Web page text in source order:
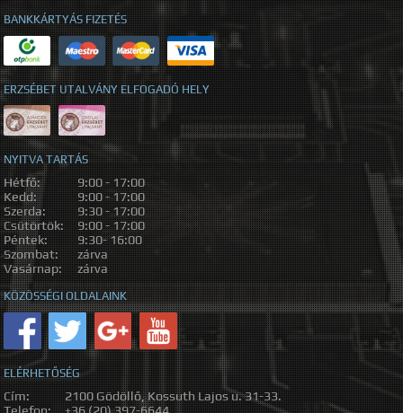
BANKKÁRTYÁS FIZETÉS
ERZSÉBET UTALVÁNY ELFOGADÓ HELY
NYITVA TARTÁS
Hétfő:
9:00 - 17:00
Kedd:
9:00 - 17:00
Szerda:
9:30 - 17:00
Csütörtök:
9:00 - 17:00
Péntek:
9:30- 16:00
Szombat:
zárva
Vasárnap:
zárva
KÖZÖSSÉGI OLDALAINK
ELÉRHETŐSÉG
Cím:
2100 Gödöllő, Kossuth Lajos u. 31-33.